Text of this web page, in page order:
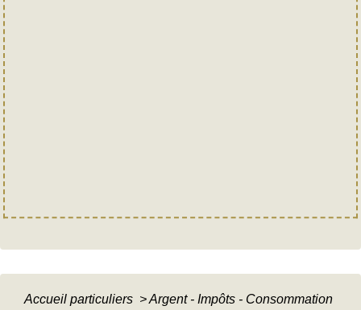
Accueil particuliers >Argent - Impôts - Consommation